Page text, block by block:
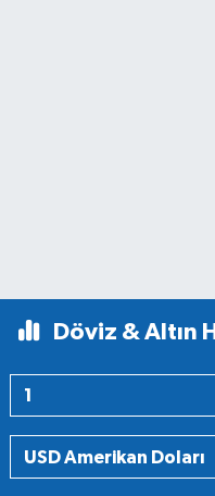
Döviz & Altın